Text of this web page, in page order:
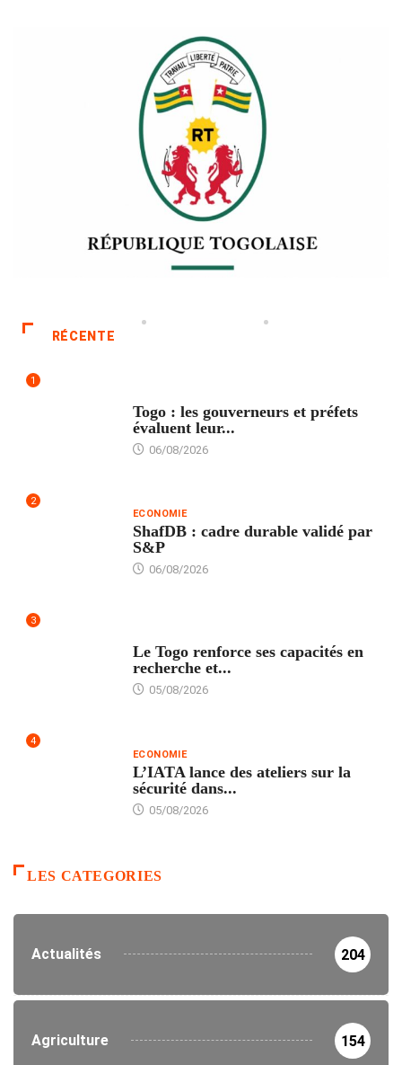
RÉCENTE
1
Togo : les gouverneurs et préfets
évaluent leur...
06/08/2026
2
ECONOMIE
ShafDB : cadre durable validé par
S&P
06/08/2026
3
Le Togo renforce ses capacités en
recherche et...
05/08/2026
4
ECONOMIE
L’IATA lance des ateliers sur la
sécurité dans...
05/08/2026
LES CATEGORIES
Actualités 204
Agriculture 154